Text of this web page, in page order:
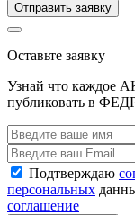
Отправить заявку
Оставьте заявку
Узнай что
публиковать в
Подтверждаю
персональных
соглашение